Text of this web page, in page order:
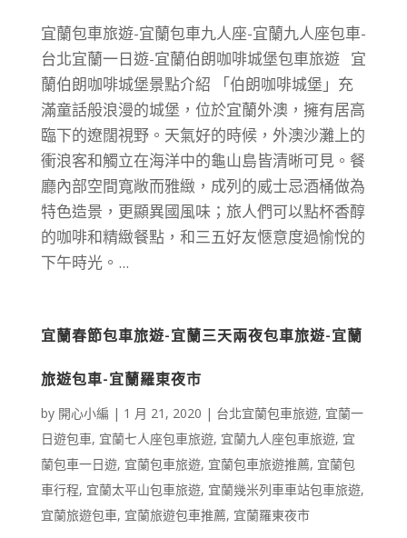
宜蘭包車旅遊-宜蘭包車九人座-宜蘭九人座包車-
台北宜蘭一日遊-宜蘭伯朗咖啡城堡包車旅遊 宜
蘭伯朗咖啡城堡景點介紹 「伯朗咖啡城堡」充
滿童話般浪漫的城堡，位於宜蘭外澳，擁有居高
臨下的遼闊視野。天氣好的時候，外澳沙灘上的
衝浪客和觸立在海洋中的龜山島皆清晰可見。餐
廳內部空間寬敞而雅緻，成列的威士忌酒桶做為
特色造景，更顯異國風味；旅人們可以點杯香醇
的咖啡和精緻餐點，和三五好友愜意度過愉悅的
下午時光。...
宜蘭春節包車旅遊-宜蘭三天兩夜包車旅遊-宜蘭
旅遊包車-宜蘭羅東夜市
by 開心小編 | 1 月 21, 2020 | 台北宜蘭包車旅遊, 宜蘭一
日遊包車, 宜蘭七人座包車旅遊, 宜蘭九人座包車旅遊, 宜
蘭包車一日遊, 宜蘭包車旅遊, 宜蘭包車旅遊推薦, 宜蘭包
車行程, 宜蘭太平山包車旅遊, 宜蘭幾米列車車站包車旅遊,
宜蘭旅遊包車, 宜蘭旅遊包車推薦, 宜蘭羅東夜市